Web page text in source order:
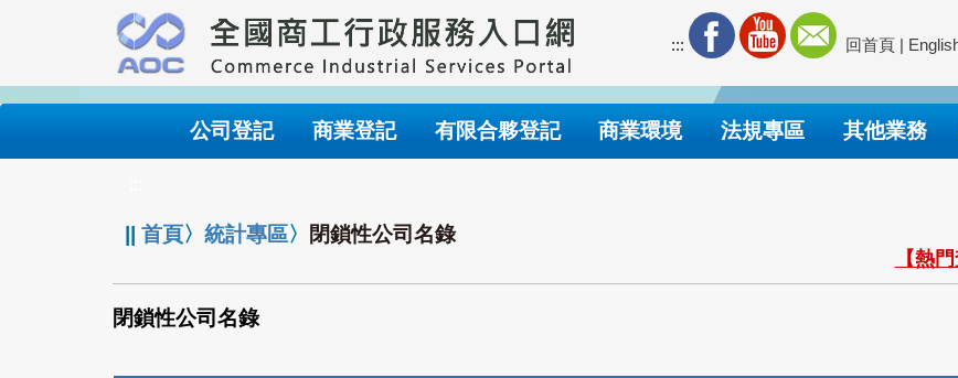
要
內
::: 回首頁 |
公司登記 商業登記 有限合夥登記 商業環境 法規專區 其他業務
||首頁〉統計專區〉 閉鎖性公司名錄
【熱
閉鎖性公司名錄